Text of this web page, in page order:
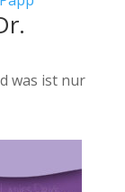
was ist nur